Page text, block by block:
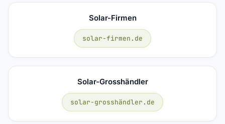
Solar-Firmen
solar-firmen.de
Solar-Grosshändler
solar-grosshändler.de